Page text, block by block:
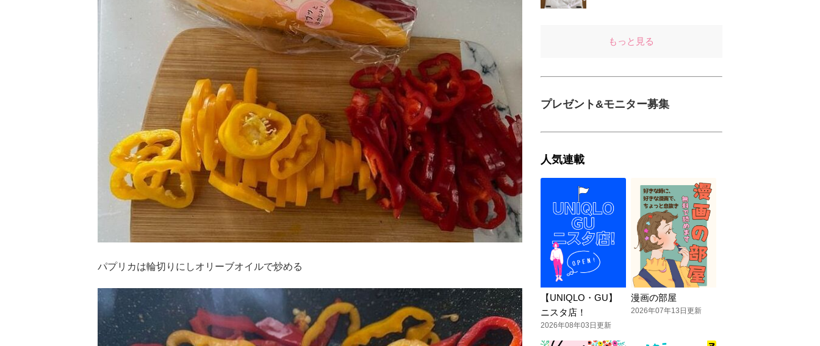
パプリカは輪切りにしオリーブオイルで炒める
もっと見る
プレゼント&モニター募集
人気連載
【UNIQLO・GU】
ニスタ店！
2026年08年03日更新
漫画の部屋
2026年07年13日更新